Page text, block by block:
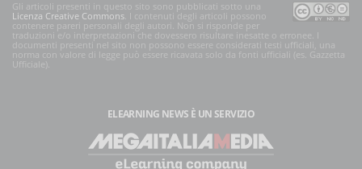
Gli articoli presenti in questo sito sono pubblicati sotto una
Licenza Creative Commons. I contenuti degli articoli possono
contenere pareri personali degli autori. Non si risponde per
traduzioni e/o interpretazioni che dovessero risultare inesatte o erronee. I
documenti presenti nel sito non possono essere considerati testi ufficiali, una
norma con valore di legge può essere ricavata solo da fonti ufficiali (es. Gazzetta
Ufficiale).
ELEARNING NEWS È UN SERVIZIO